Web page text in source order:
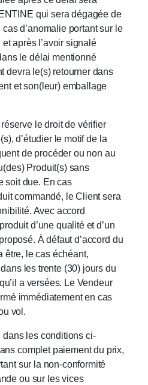
qui sera dégagée de
d’anomalie portant sur le
après l’avoir signalé
le délai mentionné
devra le(s) retourner dans
et son(leur) emballage
le droit de vérifier
d’étudier le motif de la
de procéder ou non au
Produit(s) sans
soit due. En cas
commandé, le Client sera
Avec accord
d’une qualité et d’un
À défaut d’accord du
être, le cas échéant,
les trente (30) jours du
a versées. Le Vendeur
immédiatement en cas
vol.
dans les conditions ci-
complet paiement du prix,
sur la non-conformité
ou sur les vices